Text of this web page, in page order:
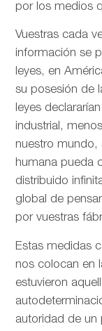
por los medios
Vuestras cada
información se
leyes, en
su posesión de
leyes
industrial,
nuestro mundo,
humana pueda
distribuido
global de
por vuestras
Estas medidas
nos colocan en
estuvieron
autoridad de un